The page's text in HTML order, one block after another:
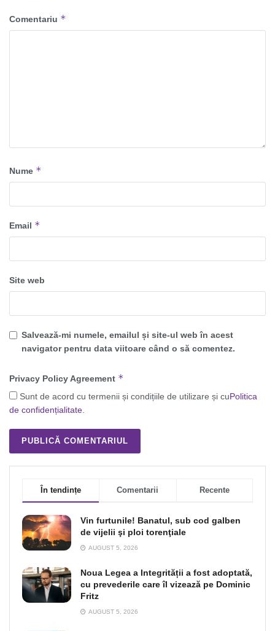
Comentariu *
Nume *
Email *
Site web
Salvează-mi numele, emailul și site-ul web în acest
navigator pentru data viitoare când o să comentez.
Privacy Policy Agreement *
Sunt de acord cu termenii și condițiile de utilizare și cuPolitica
de confidențialitate.
În tendințe Comentarii Recente
Vin furtunile! Banatul, sub cod galben
de vijelii şi ploi torenţiale
AUGUST 5, 2026
Noua Legea a Integrității a fost adoptată,
cu prevederile care îl vizează pe Dominic
Fritz
AUGUST 5, 2026